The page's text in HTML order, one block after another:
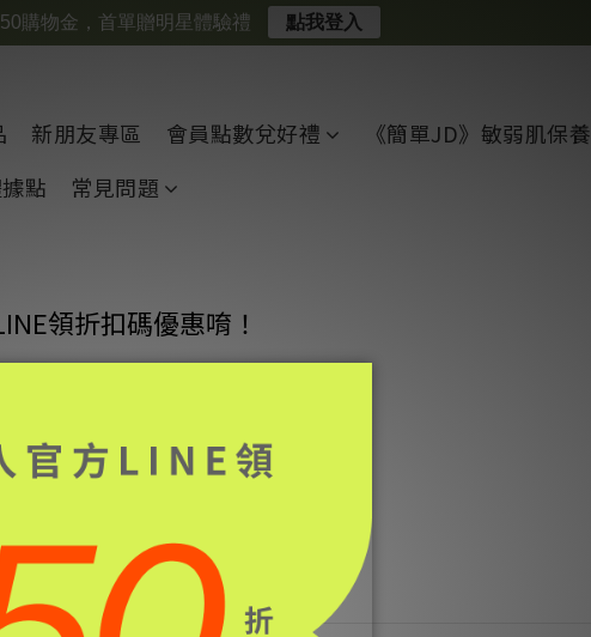
新朋友專區 會員點數兌好禮
《簡單JD》敏弱肌保養
點 常見問題
領折扣碼優惠唷！
偷聽史多利專屬》
購物金，首單贈明星體驗禮 點我登入